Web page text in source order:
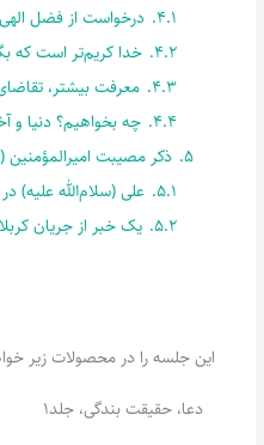
4.1. درخواست از فضل
4.2. خدا کریم‌تر است که
4.3. معرفت بیشتر،
4.4. چه بخواهیم؟ دنیا و
5. ذکر مصیبت امیرالمؤمنین
5.1. علی (سلام‌الله علیه)
5.2. یک خبر از جریان کربلا
این جلسه را در محصولات زیر
دعا، حقیقت بندگی، جلد1